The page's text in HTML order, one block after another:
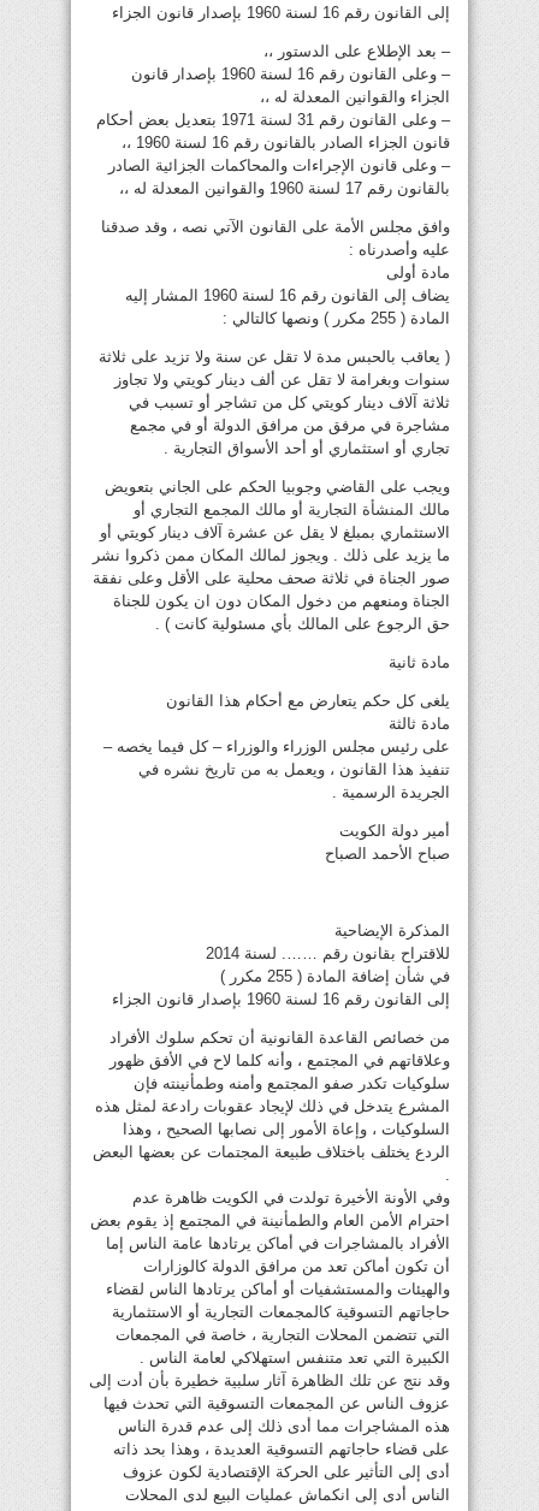
إلى القانون رقم 16 لسنة 1960 بإصدار قانون الجزاء
– بعد الإطلاع على الدستور ،،
– وعلى القانون رقم 16 لسنة 1960 بإصدار قانون
الجزاء والقوانين المعدلة له ،،
– وعلى القانون رقم 31 لسنة 1971 بتعديل بعض أحكام
قانون الجزاء الصادر بالقانون رقم 16 لسنة 1960 ،،
– وعلى قانون الإجراءات والمحاكمات الجزائية الصادر
بالقانون رقم 17 لسنة 1960 والقوانين المعدلة له ،،
وافق مجلس الأمة على القانون الآتي نصه ، وقد صدقنا
عليه وأصدرناه :
مادة أولى
يضاف إلى القانون رقم 16 لسنة 1960 المشار إليه
المادة ( 255 مكرر ) ونصها كالتالي :
( يعاقب بالحبس مدة لا تقل عن سنة ولا تزيد على ثلاثة
سنوات وبغرامة لا تقل عن ألف دينار كويتي ولا تجاوز
ثلاثة آلاف دينار كويتي كل من تشاجر أو تسبب في
مشاجرة في مرفق من مرافق الدولة أو في مجمع
تجاري أو استثماري أو أحد الأسواق التجارية .
ويجب على القاضي وجوبيا الحكم على الجاني بتعويض
مالك المنشأة التجارية أو مالك المجمع التجاري أو
الاستثماري بمبلغ لا يقل عن عشرة آلاف دينار كويتي أو
ما يزيد على ذلك . ويجوز لمالك المكان ممن ذكروا نشر
صور الجناة في ثلاثة صحف محلية على الأقل وعلى نفقة
الجناة ومنعهم من دخول المكان دون ان يكون للجناة
حق الرجوع على المالك بأي مسئولية كانت ) .
مادة ثانية
يلغى كل حكم يتعارض مع أحكام هذا القانون
مادة ثالثة
على رئيس مجلس الوزراء والوزراء – كل فيما يخصه –
تنفيذ هذا القانون ، ويعمل به من تاريخ نشره في
الجريدة الرسمية .
أمير دولة الكويت
صباح الأحمد الصباح
المذكرة الإيضاحية
للاقتراح بقانون رقم ……. لسنة 2014
في شأن إضافة المادة ( 255 مكرر )
إلى القانون رقم 16 لسنة 1960 بإصدار قانون الجزاء
من خصائص القاعدة القانونية أن تحكم سلوك الأفراد
وعلاقاتهم في المجتمع ، وأنه كلما لاح في الأفق ظهور
سلوكيات تكدر صفو المجتمع وأمنه وطمأنينته فإن
المشرع يتدخل في ذلك لإيجاد عقوبات رادعة لمثل هذه
السلوكيات ، وإعاة الأمور إلى نصابها الصحيح ، وهذا
الردع يختلف باختلاف طبيعة المجتمات عن بعضها البعض
وفي الأونة الأخيرة تولدت في الكويت ظاهرة عدم
احترام الأمن العام والطمأنينة في المجتمع إذ يقوم بعض
الأفراد بالمشاجرات في أماكن يرتادها عامة الناس إما
أن تكون أماكن تعد من مرافق الدولة كالوزارات
والهيئات والمستشفيات أو أماكن يرتادها الناس لقضاء
حاجاتهم التسوقية كالمجمعات التجارية أو الاستثمارية
التي تتضمن المحلات التجارية ، خاصة في المجمعات
الكبيرة التي تعد متنفس استهلاكي لعامة الناس .
وقد نتج عن تلك الظاهرة آثار سلبية خطيرة بأن أدت إلى
عزوف الناس عن المجمعات التسوقية التي تحدث فيها
هذه المشاجرات مما أدى ذلك إلى عدم قدرة الناس
على قضاء حاجاتهم التسوقية العديدة ، وهذا بحد ذاته
أدى إلى التأثير على الحركة الإقتصادية لكون عزوف
الناس أدى إلى انكماش عمليات البيع لدى المحلات